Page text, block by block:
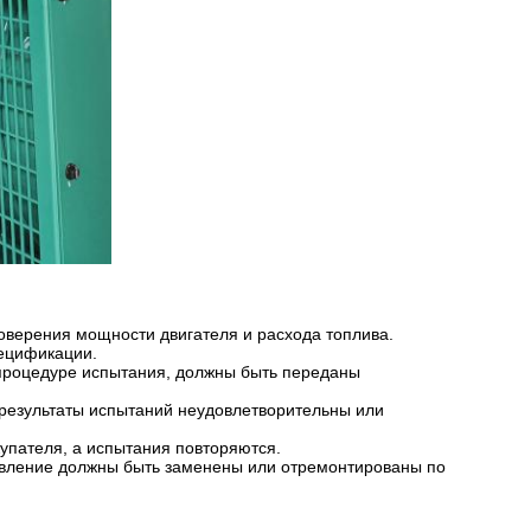
мощности двигателя и расхода топлива.
испытания, должны быть переданы
испытаний неудовлетворительны или
а испытания повторяются.
должны быть заменены или отремонтированы по